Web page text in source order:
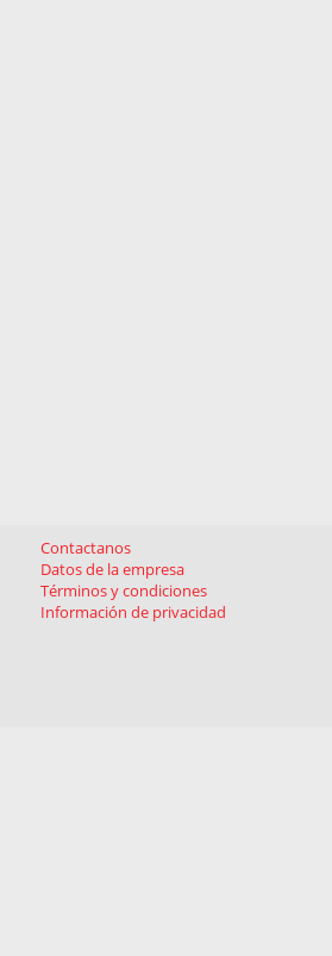
Contactanos
Datos de la empresa
Términos y condiciones
Información de privacidad